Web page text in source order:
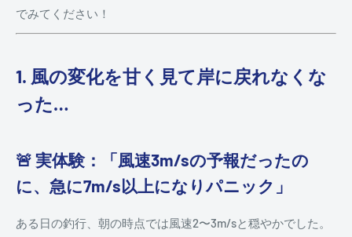
でみてください！
1. 風の変化を甘く見て岸に戻れなくな
った…
🚨 実体験：「風速3m/sの予報だったの
に、急に7m/s以上になりパニック」
ある日の釣行、朝の時点では風速2〜3m/sと穏やかでした。